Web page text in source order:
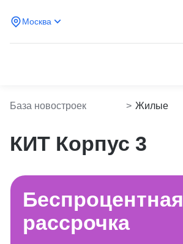
Москва
База новостроек
> Жилые
КИТ Корпус 3
Беспроцентная
рассрочка